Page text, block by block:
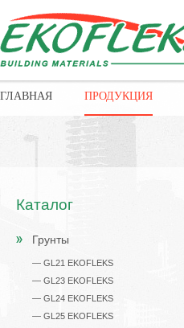
Каталог
Грунты
— GL21 EKOFLEKS
— GL23 EKOFLEKS
— GL24 EKOFLEKS
— GL25 EKOFLEKS
ГЛАВНАЯ ПРОДУКЦИЯ